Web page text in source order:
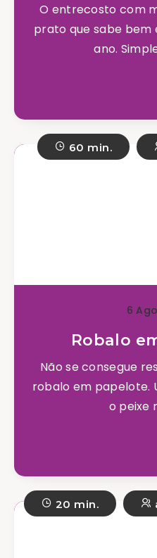
O entrecosto com
prato que sabe bem
ano.
60 min.
6
Robalo
Não se consegue
robalo em papelote.
o peixe
20 min.